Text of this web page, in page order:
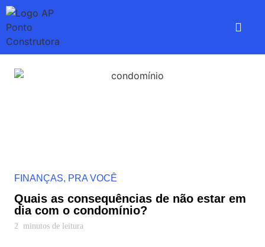
FINANÇAS, PRA VOCÊ
Quais as consequências de não estar em
dia com o condomínio?
2 minutos de leitura